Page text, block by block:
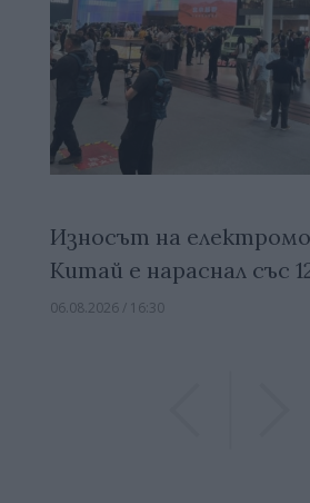
Износът на
Китай е нараснал със
06.08.2026 / 16:30